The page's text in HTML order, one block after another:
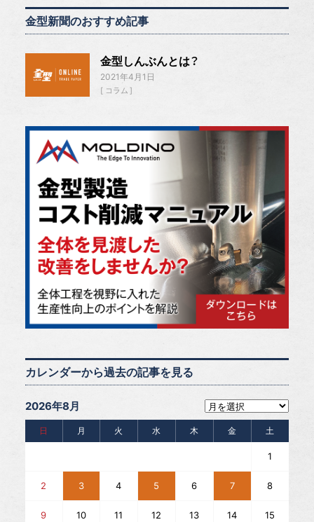
金型新聞のおすすめ記事
金型しんぶんとは？
2021年4月1日
コラム
カレンダーから過去の記事を見る
2026年8月
日 月 火 水 木 金 土
1
2 3 4 5 6 7 8
9 10 11 12 13 14 15